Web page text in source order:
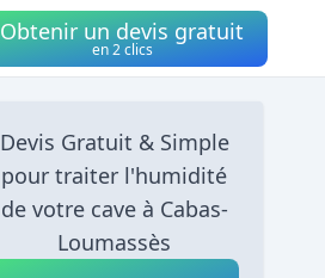
Obtenir un devis gratuit
en 2 clics
Devis Gratuit & Simple
pour traiter l'humidité
de votre cave à Cabas-
Loumassès